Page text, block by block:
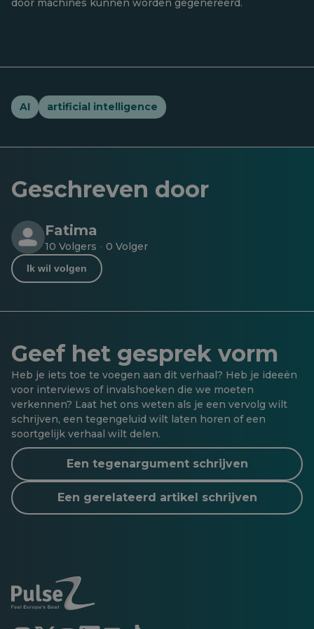
door machines kunnen worden gegenereerd.
AI artificial intelligence
Geschreven door
Fatima
10 Volgers · 0 Volger
Ik wil volgen
Geef het gesprek vorm
Heb je iets toe te voegen aan dit verhaal? Heb je ideeën
voor interviews of invalshoeken die we moeten
verkennen? Laat het ons weten als je een vervolg wilt
schrijven, een tegengeluid wilt laten horen of een
soortgelijk verhaal wilt delen.
Een tegenargument schrijven
Een gerelateerd artikel schrijven